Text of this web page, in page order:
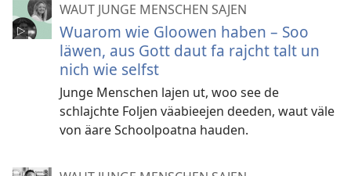
WAUT JUNGE MENSCHEN SAJEN
Wuarom wie Gloowen haben – Soo
läwen, aus Gott daut fa rajcht talt un
nich wie selfst
Junge Menschen lajen ut, woo see de
schlajchte Foljen väabieejen deeden, waut väle
von äare Schoolpoatna hauden.